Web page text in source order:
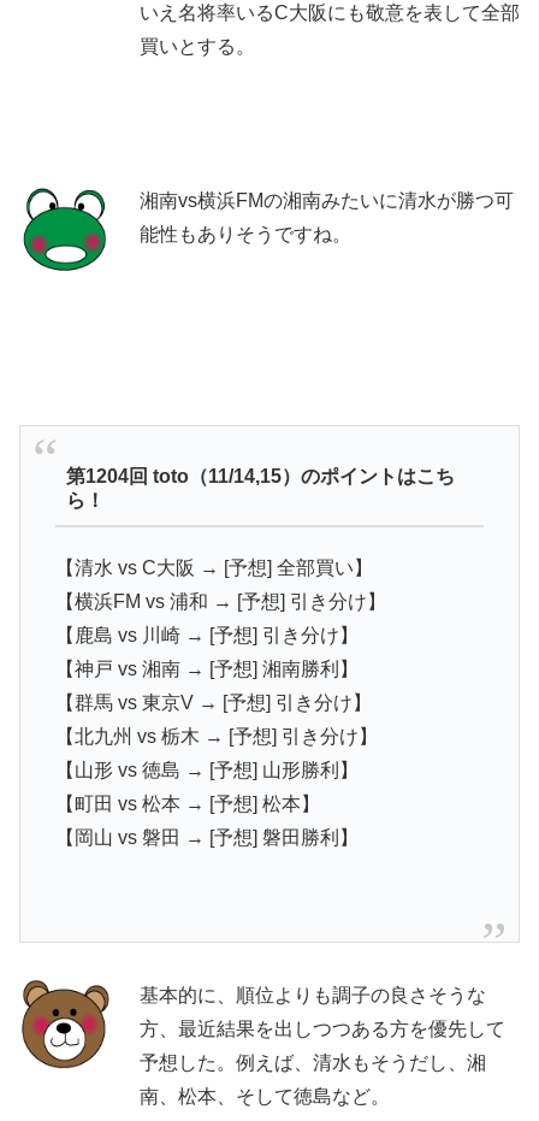
いえ名将率いるC大阪にも敬意を表して全部
買いとする。
湘南vs横浜FMの湘南みたいに清水が勝つ可
能性もありそうですね。
第1204回 toto（11/14,15）のポイントはこち
ら！
【清水 vs C大阪 → [予想] 全部買い】
【横浜FM vs 浦和 → [予想] 引き分け】
【鹿島 vs 川崎 → [予想] 引き分け】
【神戸 vs 湘南 → [予想] 湘南勝利】
【群馬 vs 東京V → [予想] 引き分け】
【北九州 vs 栃木 → [予想] 引き分け】
【山形 vs 徳島 → [予想] 山形勝利】
【町田 vs 松本 → [予想] 松本】
【岡山 vs 磐田 → [予想] 磐田勝利】
基本的に、順位よりも調子の良さそうな
方、最近結果を出しつつある方を優先して
予想した。例えば、清水もそうだし、湘
南、松本、そして徳島など。